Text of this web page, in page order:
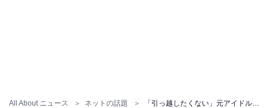
All About ニュース ネットの話題